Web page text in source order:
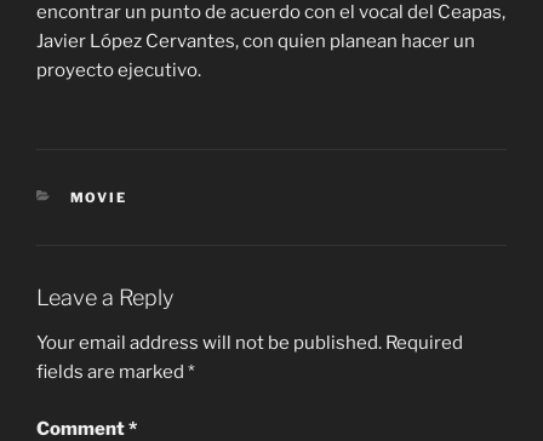
encontrar un punto de acuerdo con el vocal del Ceapas,
Javier López Cervantes, con quien planean hacer un
proyecto ejecutivo.
CATEGORIES
MOVIE
Leave a Reply
Your email address will not be published. Required
fields are marked *
Comment*